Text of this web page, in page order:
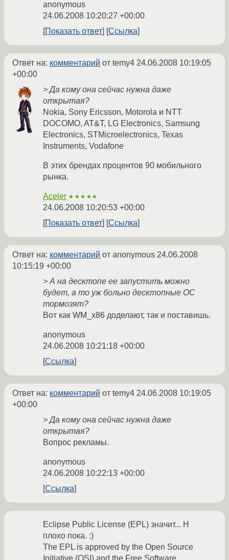
anonymous
24.06.2008 10:20:27 +00:00
Показать ответ
Ссылка
Ответ на: комментарий от temy4 24.06.2008 10:19:05
+00:00
> Да кому она сейчас нужна даже
открытая?
Nokia, Sony Ericsson, Motorola и NTT
DOCOMO, AT&T, LG Electronics, Samsung
Electronics, STMicroelectronics, Texas
Instruments, Vodafone
В этих брендах процентов 90 мобильного
рынка.
Aceler ★★★★★
24.06.2008 10:20:53 +00:00
Показать ответ
Ссылка
Ответ на: комментарий от anonymous 24.06.2008
10:15:19 +00:00
> А на десктопе ее запустить можно
будет, а то уж больно десктопные ОС
тормозят?
Вот как WM_x86 доделают, так и поставишь.
anonymous
24.06.2008 10:21:18 +00:00
Ссылка
Ответ на: комментарий от temy4 24.06.2008 10:19:05
+00:00
> Да кому она сейчас нужна даже
открытая?
Вопрос рекламы.
anonymous
24.06.2008 10:22:13 +00:00
Ссылка
Eclipse Public License (EPL) значит... Н
плохо пока. :)
The EPL is approved by the Open Source